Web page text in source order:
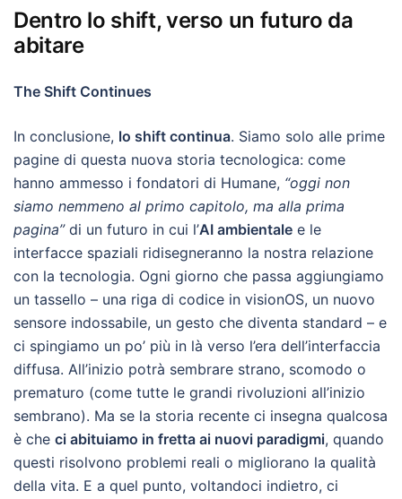
Dentro lo shift, verso un futuro da
abitare
The Shift Continues
In conclusione, lo shift continua. Siamo solo alle prime
pagine di questa nuova storia tecnologica: come
hanno ammesso i fondatori di Humane, “oggi non
siamo nemmeno al primo capitolo, ma alla prima
pagina”di un futuro in cui l’AI ambientale e le
interfacce spaziali ridisegneranno la nostra relazione
con la tecnologia. Ogni giorno che passa aggiungiamo
un tassello – una riga di codice in visionOS, un nuovo
sensore indossabile, un gesto che diventa standard – e
ci spingiamo un po’ più in là verso l’era dell’interfaccia
diffusa. All’inizio potrà sembrare strano, scomodo o
prematuro (come tutte le grandi rivoluzioni all’inizio
sembrano). Ma se la storia recente ci insegna qualcosa
è che ci abituiamo in fretta ai nuovi paradigmi, quando
questi risolvono problemi reali o migliorano la qualità
della vita. E a quel punto, voltandoci indietro, ci